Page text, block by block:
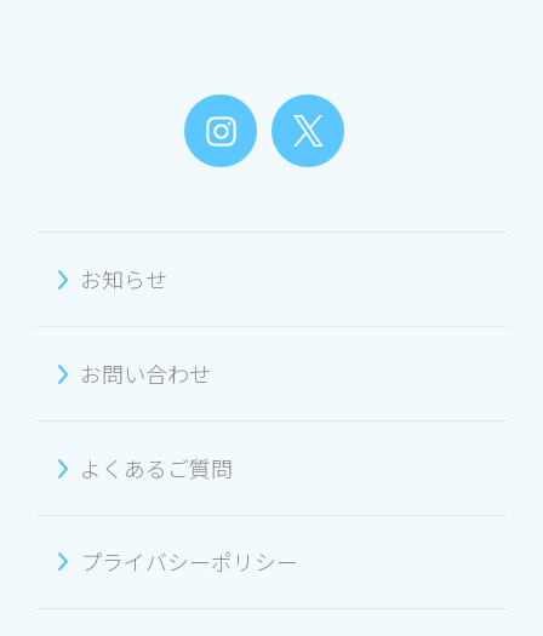
お知らせ
お問い合わせ
よくあるご質問
プライバシーポリシー